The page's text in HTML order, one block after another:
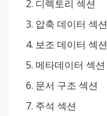
디렉토리 섹션
압축 데이터 섹션
보조 데이터 섹션
메타데이터 섹션
문서 구조 섹션
주석 섹션